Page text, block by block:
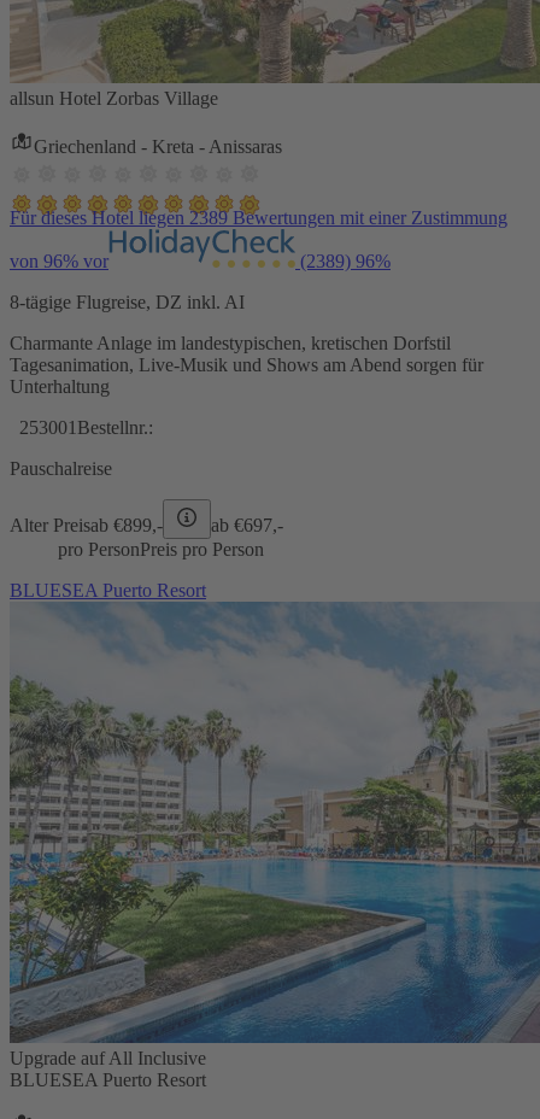
allsun Hotel Zorbas Village
Griechenland - Kreta - Anissaras
Für dieses Hotel liegen 2389 Bewertungen mit einer Zustimmung
von 96% vor (2389) 96%
8-tägige Flugreise, DZ inkl. AI
Charmante Anlage im landestypischen, kretischen Dorfstil
Tagesanimation, Live-Musik und Shows am Abend sorgen für
Unterhaltung
253001 Bestellnr.:
Pauschalreise
Alter Preisab €899,- ab €697,-
pro PersonPreis pro Person
BLUESEA Puerto Resort
Upgrade auf All Inclusive
BLUESEA Puerto Resort